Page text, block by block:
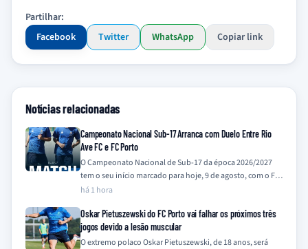
Partilhar:
Facebook
Twitter WhatsApp Copiar link
Notícias relacionadas
Campeonato Nacional Sub-17 Arranca com Duelo Entre Rio
Ave FC e FC Porto
O Campeonato Nacional de Sub-17 da época 2026/2027
tem o seu início marcado para hoje, 9 de agosto, com o FC
Porto,…
há 1 hora
Oskar Pietuszewski do FC Porto vai falhar os próximos três
jogos devido a lesão muscular
O extremo polaco Oskar Pietuszewski, de 18 anos, será